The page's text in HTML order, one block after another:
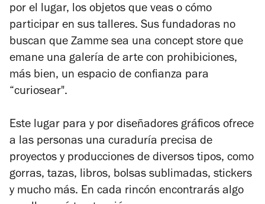
por el lugar, los objetos que veas o cómo
participar en sus talleres. Sus fundadoras no
buscan que Zamme sea una concept store que
emane una galería de arte con prohibiciones,
más bien, un espacio de confianza para
“curiosear".
Este lugar para y por diseñadores gráficos ofrece
a las personas una curaduría precisa de
proyectos y producciones de diversos tipos, como
gorras, tazas, libros, bolsas sublimadas, stickers
y mucho más. En cada rincón encontrarás algo